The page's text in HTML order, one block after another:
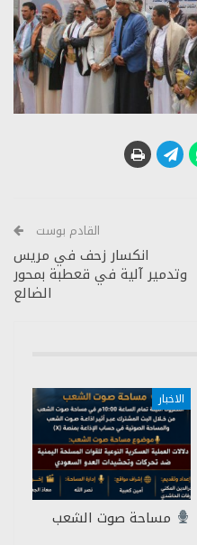
القادم بوست
انكسار زحف في مريس
وتدمير آلية في قعطبة بمحور
الضالع
الاخبار
مساحة صوت الشعب